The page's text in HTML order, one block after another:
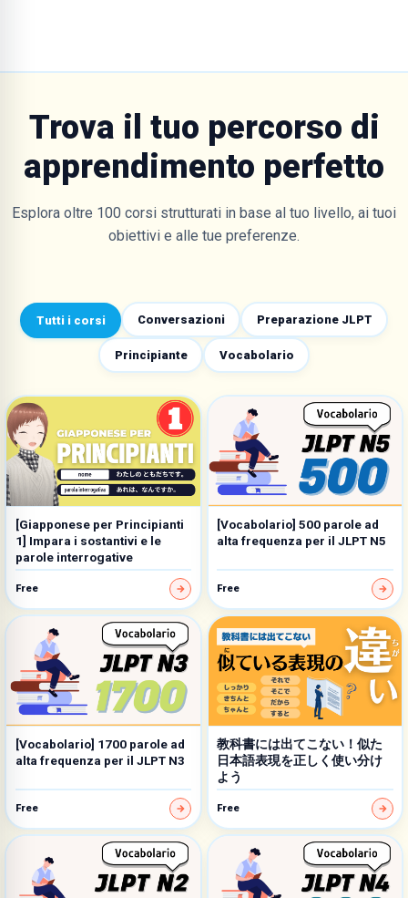
Trova il tuo percorso di
apprendimento perfetto
Esplora oltre 100 corsi strutturati in base al tuo livello, ai tuoi
obiettivi e alle tue preferenze.
Tutti i corsi Conversazioni Preparazione JLPT
Principiante Vocabolario
[Giapponese per Principianti
1] Impara i sostantivi e le
parole interrogative
Free
[Vocabolario] 500 parole ad
alta frequenza per il JLPT N5
Free
[Vocabolario] 1700 parole ad
alta frequenza per il JLPT N3
Free
教科書には出てこない！似た
日本語表現を正しく使い分け
よう
Free